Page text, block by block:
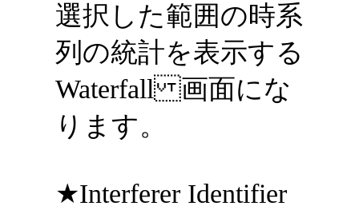
選択した範囲 の時系
列の統計を表示する
Waterfall 画面にな
ります。
★Interferer Identifier